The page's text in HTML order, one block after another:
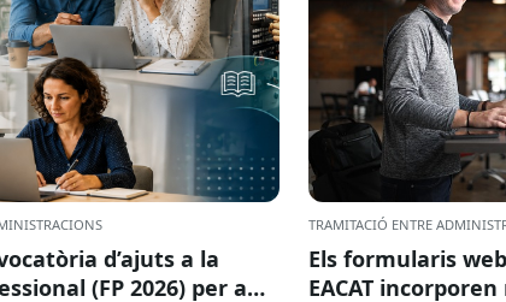
d’ajuts a la
(FP 2026) per a
TRAMITACIÓ ENTRE
Els formularis
EACAT